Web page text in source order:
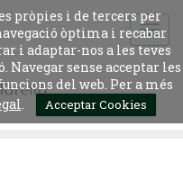
pròpies i de tercers per
òptima i recabar
i adaptar-nos a les teves
Navegar sense acceptar les
del web. Per a més
. Acceptar Cookies